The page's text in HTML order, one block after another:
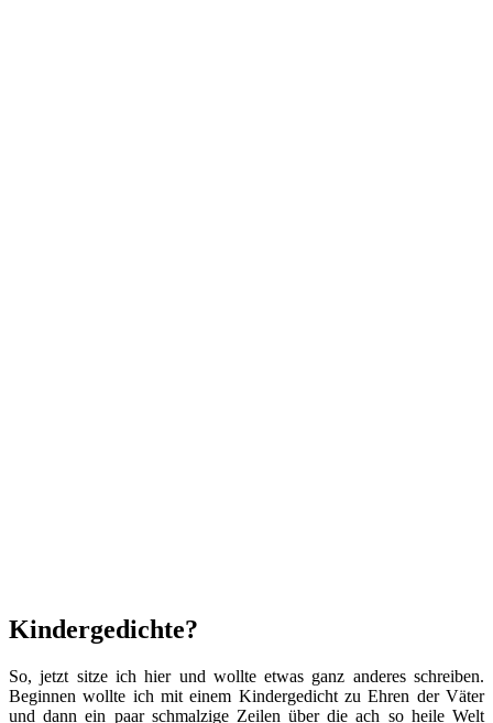
Kindergedichte?
So, jetzt sitze ich hier und wollte etwas ganz anderes schreiben.
Beginnen wollte ich mit einem Kindergedicht zu Ehren der Väter
und dann ein paar schmalzige Zeilen über die ach so heile Welt